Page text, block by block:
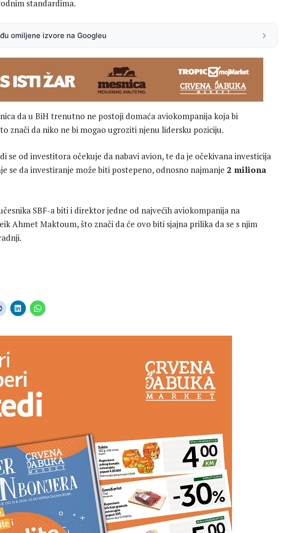
standardima.
omiljene izvore na Googleu
da u BiH trenutno ne postoji domaća aviokompanija koja bi
znači da niko ne bi mogao ugroziti njenu lidersku poziciju.
se od investitora očekuje da nabavi avion, te da je očekivana investicija
se da investiranje može biti postepeno, odnosno najmanje 2 miliona
SBF-a biti i direktor jedne od najvećih aviokompanija na
Ahmet Maktoum, što znači da će ovo biti sjajna prilika da se s njim